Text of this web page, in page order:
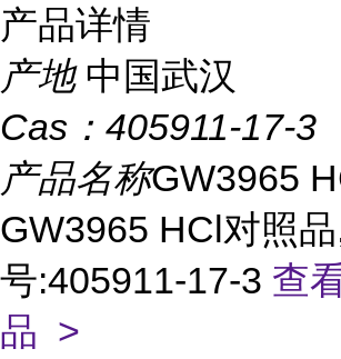
产品详情
产地 中国武汉
Cas： 405911-17-3
产品名称GW3965
GW3965 HCl对照
号:405911-17-3 查
品 >